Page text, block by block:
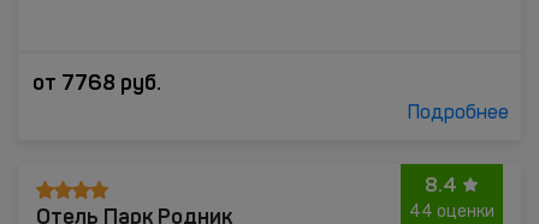
от 7768 руб.
Подробнее
8.4
44 оценки
Отель Парк Родник